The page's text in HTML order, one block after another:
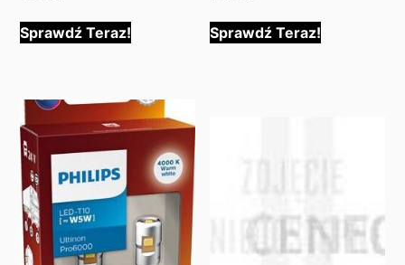
Sprawdź Teraz! Sprawdź Teraz!